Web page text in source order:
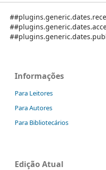
Informações
Para Leitores
Para Autores
Para Bibliotecários
Edição Atual